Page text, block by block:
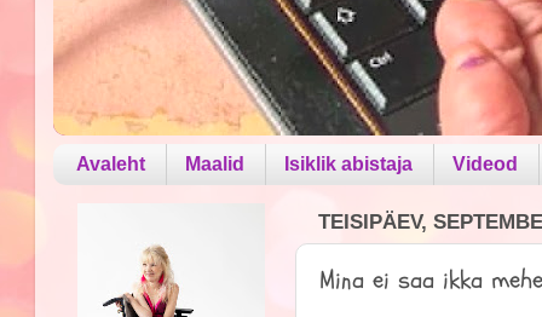
Avaleht Maalid Isiklik abistaja Videod
TEISIPÄEV,
Mina ei saa ikka